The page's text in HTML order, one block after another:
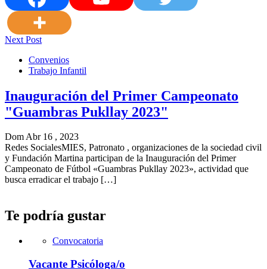
Next Post
Convenios
Trabajo Infantil
Inauguración del Primer Campeonato
"Guambras Pukllay 2023"
Dom Abr 16 , 2023
Redes SocialesMIES, Patronato , organizaciones de la sociedad civil
y Fundación Martina participan de la Inauguración del Primer
Campeonato de Fútbol «Guambras Pukllay 2023», actividad que
busca erradicar el trabajo […]
Te podría gustar
Convocatoria
Vacante Psicóloga/o